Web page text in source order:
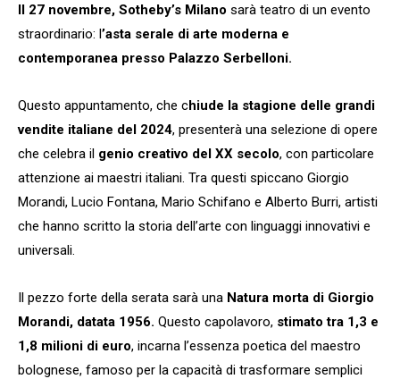
Il 27 novembre, Sotheby’s Milano sarà teatro di un evento
straordinario: l’asta serale di arte moderna e
contemporanea presso Palazzo Serbelloni.
Questo appuntamento, che chiude la stagione delle grandi
vendite italiane del 2024, presenterà una selezione di opere
che celebra il genio creativo del XX secolo, con particolare
attenzione ai maestri italiani. Tra questi spiccano Giorgio
Morandi, Lucio Fontana, Mario Schifano e Alberto Burri, artisti
che hanno scritto la storia dell’arte con linguaggi innovativi e
universali.
Il pezzo forte della serata sarà una Natura morta di Giorgio
Morandi, datata 1956. Questo capolavoro, stimato tra 1,3 e
1,8 milioni di euro, incarna l’essenza poetica del maestro
bolognese, famoso per la capacità di trasformare semplici